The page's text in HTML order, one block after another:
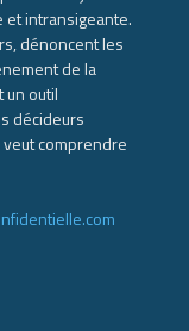
et intransigeante.
dénoncent les
de la
un outil
décideurs
comprendre